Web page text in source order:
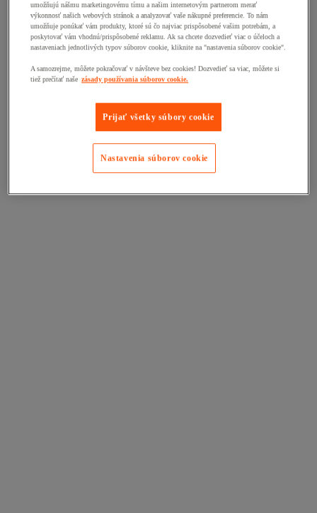
umožňujú nášmu marketingovému tímu a našim internetovým partnerom merať
výkonnosť našich webových stránok a analyzovať vaše nákupné preferencie. To nám
umožňuje ponúkať vám produkty, ktoré sú čo najviac prispôsobené vašim potrebám, a
poskytovať vám vhodnú/prispôsobené reklamu. Ak sa chcete dozvedieť viac o účeloch a
nastaveniach jednotlivých typov súborov cookie, kliknite na "nastavenia súborov cookie".
A samozrejme, môžete pokračovať v návšteve bez cookies! Dozvedieť sa viac, môžete si
tiež prečítať naše zásady používania súborov cookie.
Prijať všetky súbory cookie
Nastavenia súborov cookie